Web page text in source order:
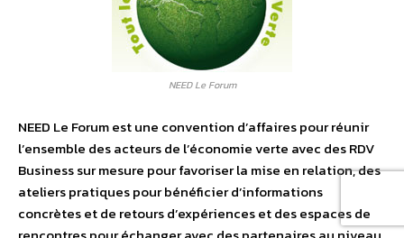
NEED Le Forum
NEED Le Forum est une convention d’affaires pour réunir
l’ensemble des acteurs de l’économie verte avec des RDV
Business sur mesure pour favoriser la mise en relation, des
ateliers pratiques pour bénéficier d’informations
concrètes et de retours d’expériences et des espaces de